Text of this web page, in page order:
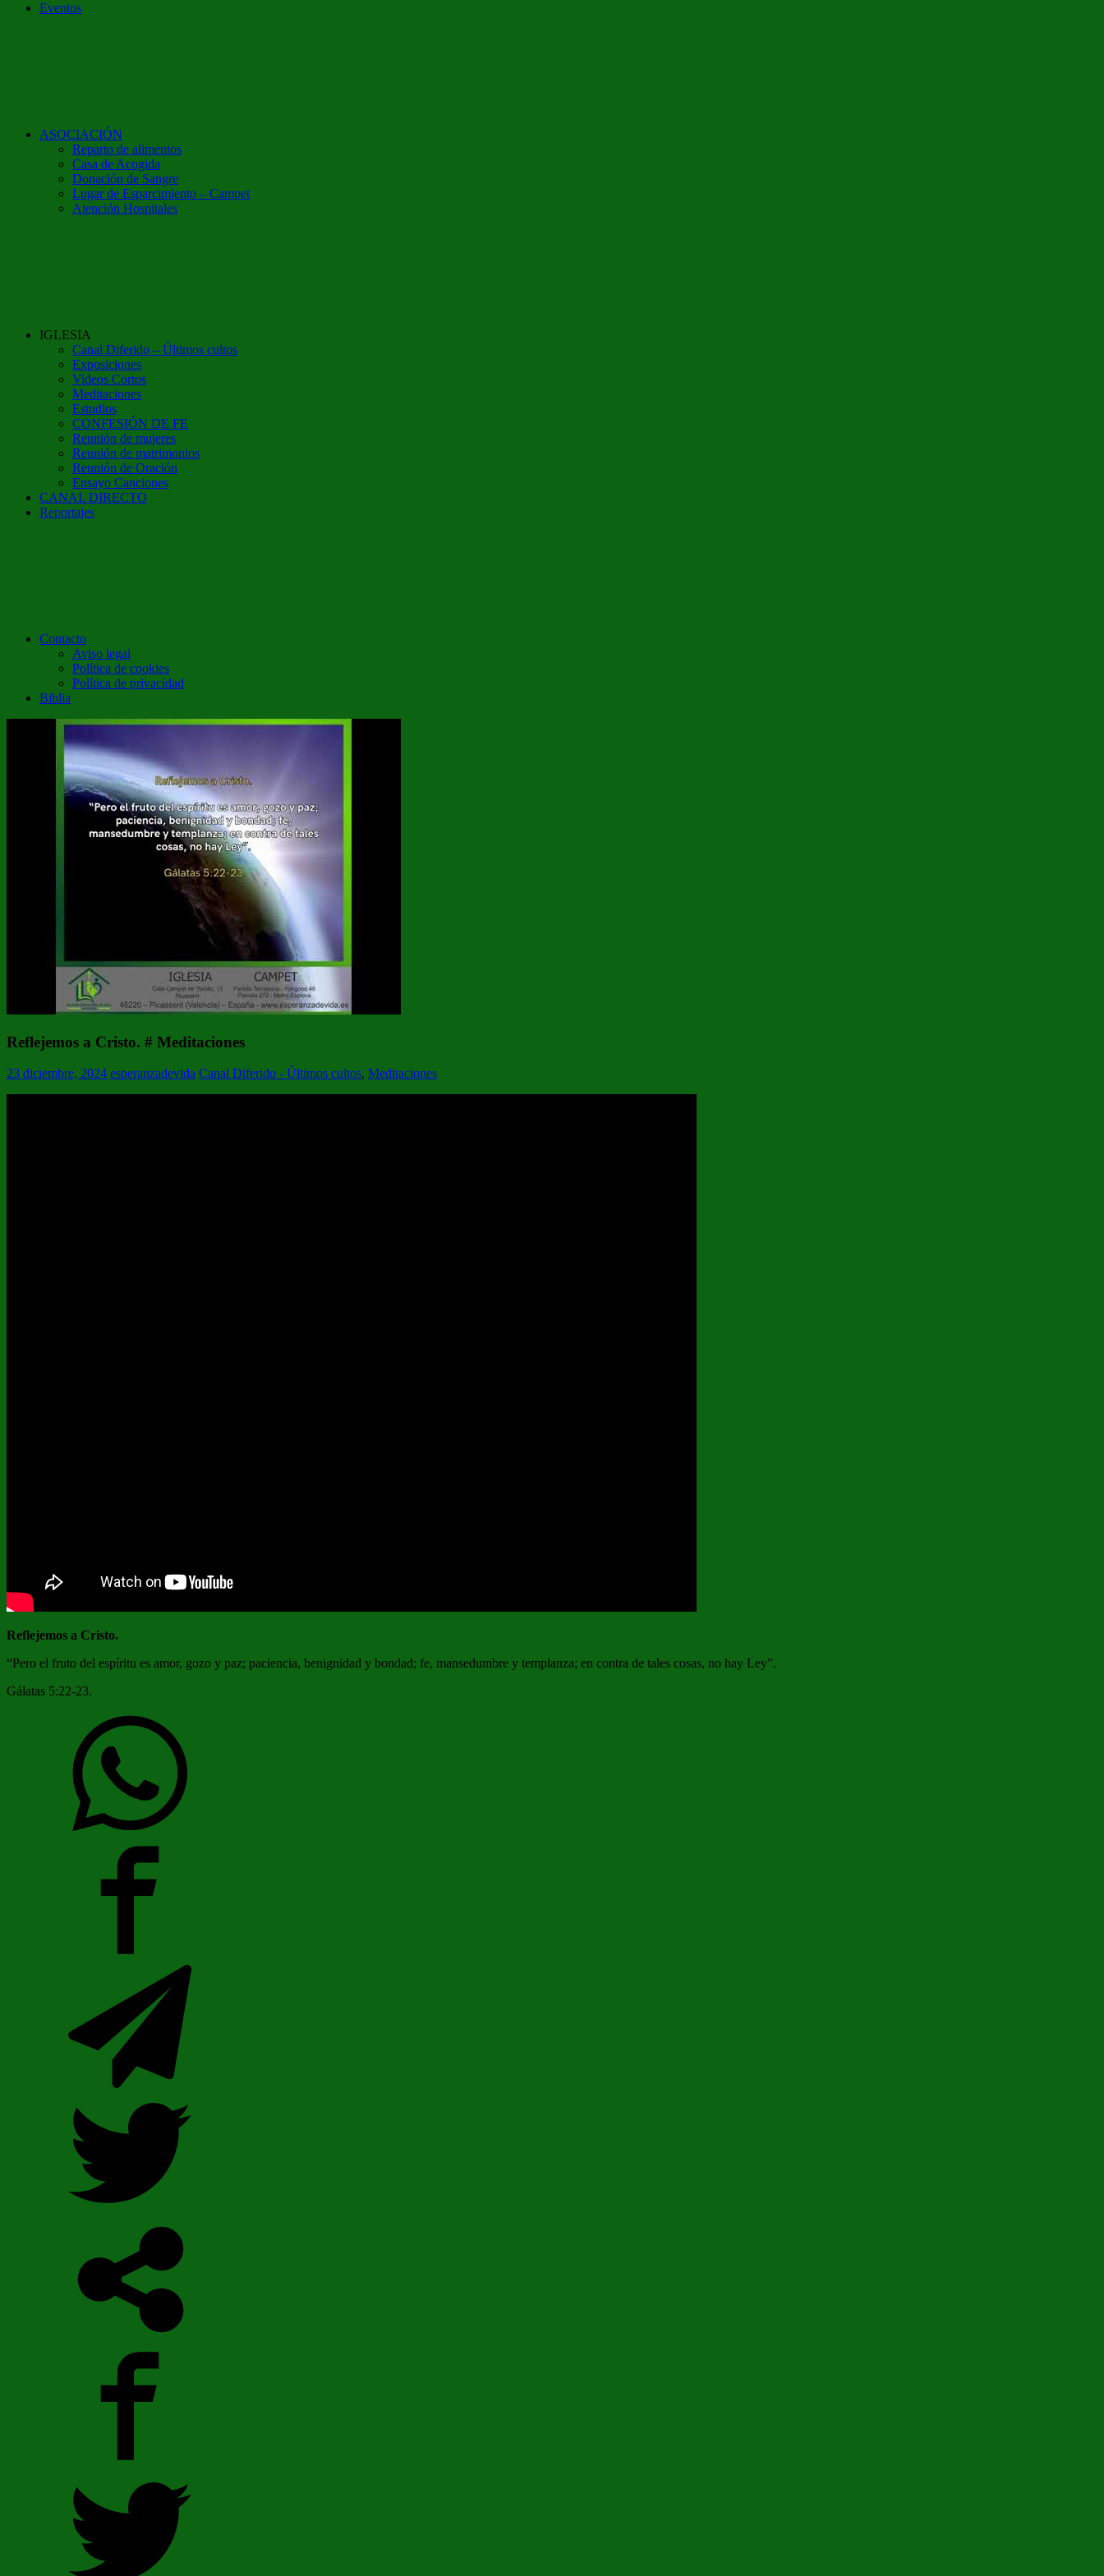
Eventos
ASOCIACIÓN
Reparto de alimentos
Casa de Acogida
Donación de Sangre
Lugar de Esparcimiento – Campet
Atención Hospitales
IGLESIA
Canal Diferido – Últimos cultos
Exposiciones
Videos Cortos
Meditaciones
Estudios
CONFESIÓN DE FE
Reunión de mujeres
Reunión de matrimonios
Reunión de Oración
Ensayo Canciones
CANAL DIRECTO
Reportajes
Contacto
Aviso legal
Política de cookies
Política de privacidad
Biblia
Reflejemos a Cristo. # Meditaciones
23 diciembre, 2024 esperanzadevida Canal Diferido - Últimos cultos, Meditaciones
Reflejemos a Cristo.
“Pero el fruto del espíritu es amor, gozo y paz; paciencia, benignidad y bondad; fe, mansedumbre y templanza; en contra de tales cosas, no hay Ley”.
Gálatas 5:22-23.